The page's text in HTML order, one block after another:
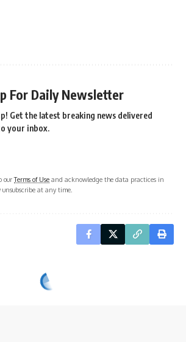
For Daily Newsletter
Get the latest breaking news delivered
your inbox.
ourTerms of Use and acknowledge the data practices in
unsubscribe at any time.